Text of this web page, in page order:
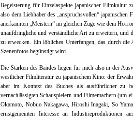
Begeisterung für Einzelaspekte japanischer Filmkultur
also dem Liebhaber des „anspruchsvollen“
anerkannten „Meistern“ im gleichen Zuge wie dem
unaufdringliche und verständliche Art zu erweitern, und
zu erwecken. Ein löbliches Unterfangen, das durch
Szenenfotos begünstigt wird.
Die Stärken des Bandes liegen für mich also in der
westlicher Filmliteratur zu japanischem Kino: der
aber im Kontext des Buches als ausführlicher zu
vernachlässigten Schauspielern und Filmemachern (um
Okamoto, Nobuo Nakagawa, Hiroshi Inagaki, So
ernstgemeinten Interesse an Industrieproduktionen